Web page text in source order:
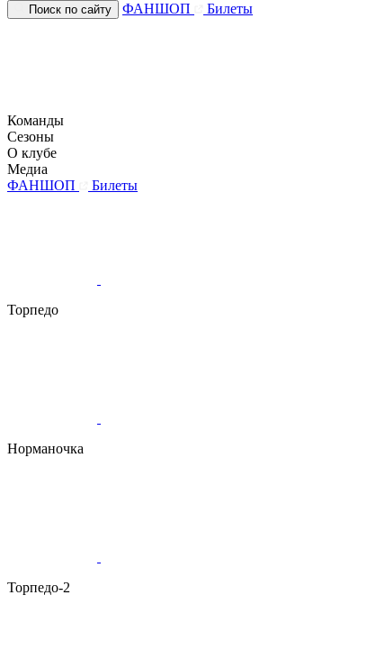
Поиск по сайту ФАНШОП Билеты
Команды
Сезоны
О клубе
Медиа
ФАНШОП
Билеты
Торпедо
Норманочка
Торпедо-2